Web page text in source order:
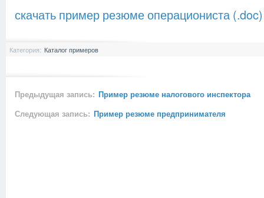
скачать пример резюме операциониста (.doc)
Категория: Каталог примеров
Предыдущая запись: Пример резюме налогового инспектора
Следующая запись: Пример резюме предпринимателя